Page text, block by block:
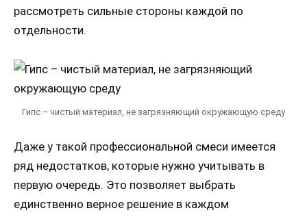
рассмотреть сильные стороны каждой по
отдельности.
Гипс – чистый материал, не загрязняющий окружающую среду
Даже у такой профессиональной смеси имеется
ряд недостатков, которые нужно учитывать в
первую очередь. Это позволяет выбрать
единственно верное решение в каждом